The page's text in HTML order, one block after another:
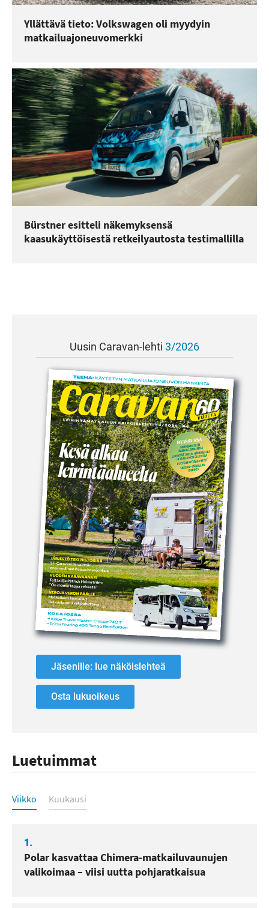
Yllättävä tieto: Volkswagen oli myydyin
matkailuajoneuvomerkki
Bürstner esitteli näkemyksensä
kaasukäyttöisestä retkeilyautosta testimallilla
Uusin Caravan-lehti 3/2026
Jäsenille: lue näköislehteä
Osta lukuoikeus
Luetuimmat
Luetuimmat
Viikko Kuukausi
1.
Polar kasvattaa Chimera-matkailuvaunujen
valikoimaa – viisi uutta pohjaratkaisua